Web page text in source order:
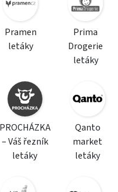
Pramen
letáky
Prima
Drogerie
letáky
PROCHÁZKA
– Váš řezník
letáky
Qanto
market
letáky